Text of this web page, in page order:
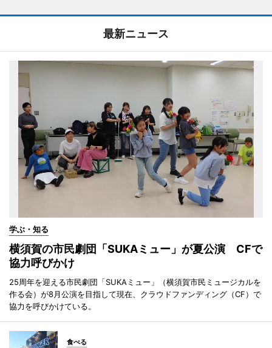
最新ニュース
学ぶ・知る
横須賀の市民劇団「SUKAミュー」が夏公演 CFで
協力呼びかけ
25周年を迎える市民劇団「SUKAミュー」（横須賀市民ミュージカルを
作る会）が8月公演を目指して現在、クラウドファンディング（CF）で
協力を呼びかけている。
食べる